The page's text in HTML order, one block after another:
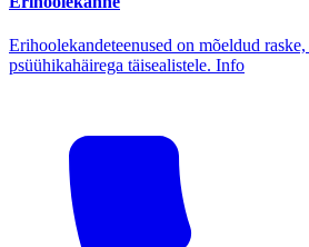
Erihoolekandeteenused on mõeldud
psüühikahäirega täisealistele. Info